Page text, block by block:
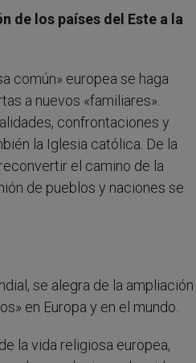
de los países del Este a la
común» europea se haga
a nuevos «familiares».
confrontaciones y
la Iglesia católica. De la
el camino de la
de pueblos y naciones se
se alegra de la ampliación
en Europa y en el mundo.
la vida religiosa europea,